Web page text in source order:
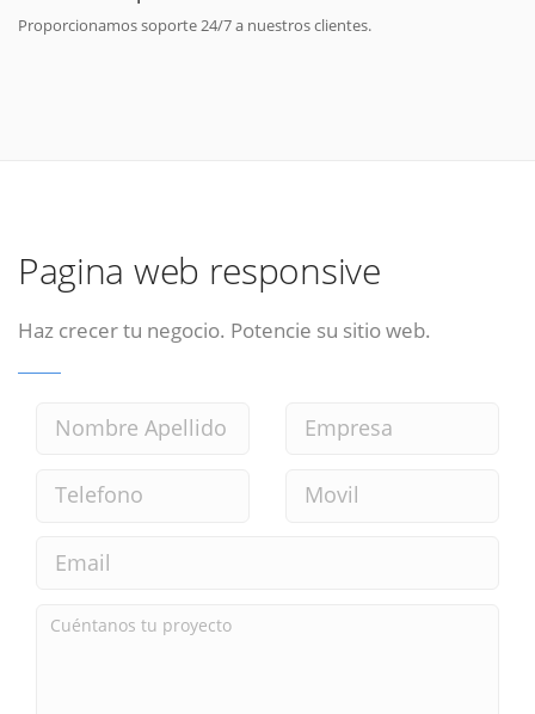
Proporcionamos soporte 24/7 a nuestros clientes.
Pagina web responsive
Haz crecer tu negocio. Potencie su sitio web.